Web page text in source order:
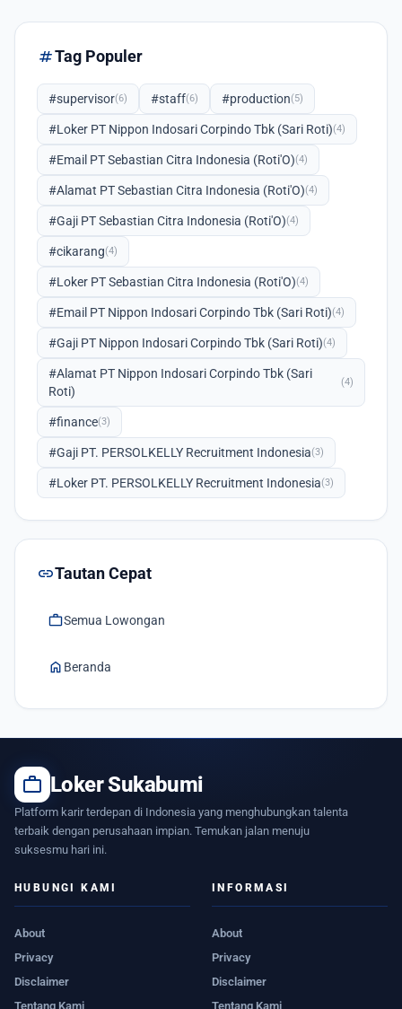
tagTag Populer
#supervisor(6) #staff(6) #production(5)
#Loker PT Nippon Indosari Corpindo Tbk (Sari Roti)(4)
#Email PT Sebastian Citra Indonesia (Roti'O)(4)
#Alamat PT Sebastian Citra Indonesia (Roti'O)(4)
#Gaji PT Sebastian Citra Indonesia (Roti'O)(4)
#cikarang(4)
#Loker PT Sebastian Citra Indonesia (Roti'O)(4)
#Email PT Nippon Indosari Corpindo Tbk (Sari Roti)(4)
#Gaji PT Nippon Indosari Corpindo Tbk (Sari Roti)(4)
#Alamat PT Nippon Indosari Corpindo Tbk (Sari
Roti)
(4)
#finance(3)
#Gaji PT. PERSOLKELLY Recruitment Indonesia(3)
#Loker PT. PERSOLKELLY Recruitment Indonesia(3)
linkTautan Cepat
workSemua Lowongan
home Beranda
work Loker Sukabumi
Platform karir terdepan di Indonesia yang menghubungkan talenta
terbaik dengan perusahaan impian. Temukan jalan menuju
suksesmu hari ini.
HUBUNGI KAMI
About
Privacy
Disclaimer
Tentang Kami
INFORMASI
About
Privacy
Disclaimer
Tentang Kami